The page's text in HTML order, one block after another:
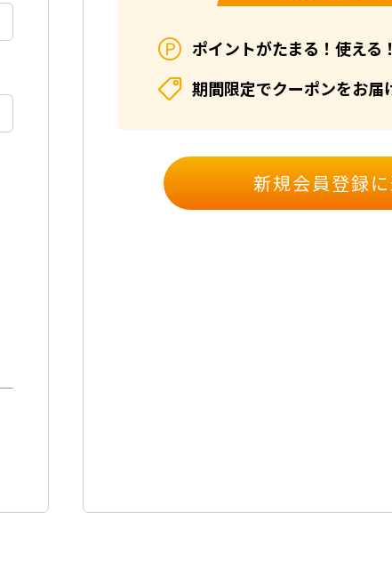
ポイントがたまる！使える！
期間限定でクーポンをお届